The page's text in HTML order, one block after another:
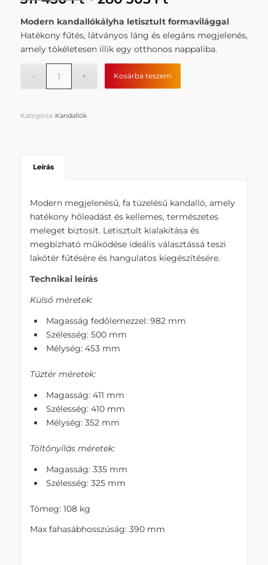
was:
311
450 Ft.
is:
280
305 Ft.
Modern kandallókályha letisztult formavilággal
Hatékony fűtés, látványos láng és elegáns megjelenés,
amely tökéletesen illik egy otthonos nappaliba.
Kosárba teszem
Kategória: Kandallók
Leírás
Modern megjelenésű, fa tüzelésű kandalló, amely
hatékony hőleadást és kellemes, természetes
meleget biztosít. Letisztult kialakítása és
megbízható működése ideális választássá teszi
lakótér fűtésére és hangulatos kiegészítésére.
Technikai leírás
Külső méretek:
Magasság fedőlemezzel: 982 mm
Szélesség: 500 mm
Mélység: 453 mm
Tűztér méretek:
Magasság: 411 mm
Szélesség: 410 mm
Mélység: 352 mm
Töltőnyílás méretek:
Magasság: 335 mm
Szélesség: 325 mm
Tömeg: 108 kg
Max fahasábhosszúság: 390 mm